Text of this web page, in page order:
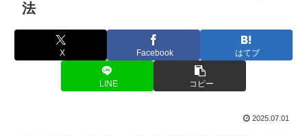
法
X Facebook はてブ
LINE コピー
2025.07.01